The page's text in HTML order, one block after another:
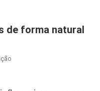
de forma natural